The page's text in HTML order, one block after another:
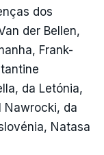
dos
der Bellen,
Frank-
da Letónia,
Nawrocki, da
Natasa